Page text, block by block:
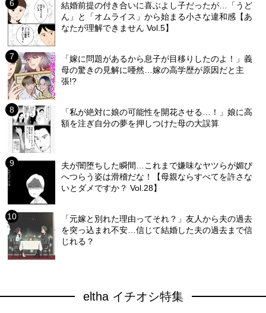
結婚前提の付き合いに喜ぶよし子だったが…「うど
ん」と「オムライス」から始まる小さな違和感【あ
なたが理解できません Vol.5】
「嫁に問題があるから息子が目移りしたのよ！」義
母の驚きの見解に唖然…嫁の高学歴が原因だと主
張!?
「私が絶対に娘の可能性を開花させる…！」娘に高
額を注ぎ自分の夢を押しつけた母の大誤算
夫が闇堕ちした瞬間…これまで嫌味なヤツらが媚び
へつらう姿は滑稽だな！【母親ならすべてを許さな
いとダメですか？ Vol.28】
「元嫁と別れた理由ってそれ？」友人から夫の過去
を突っ込まれ不安…信じて結婚した夫の過去まで信
じれる？
eltha イチオシ特集